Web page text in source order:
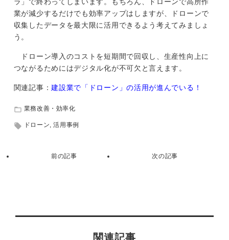
業が減少するだけでも効率アップはしますが、ドローンで
収集したデータを最大限に活用できるよう考えてみましょ
う。
ドローン導入のコストを短期間で回収し、生産性向上に
つながるためにはデジタル化が不可欠と言えます。
関連記事：建設業で「ドローン」の活用が進んでいる！
業務改善・効率化
ドローン,活用事例
関連記事